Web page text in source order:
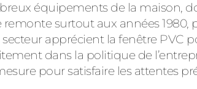
équipements de la maison,
surtout aux années 1980,
apprécient la fenêtre PVC
dans la politique de
pour satisfaire les attentes